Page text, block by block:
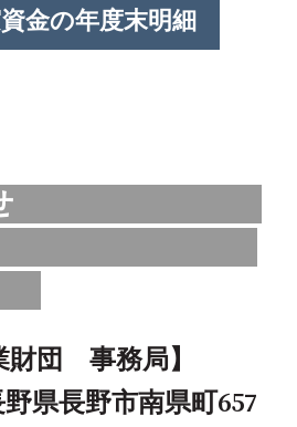
金の年度末明細
財団 事務局】
県長野市南県町657